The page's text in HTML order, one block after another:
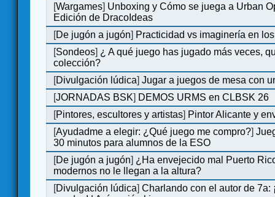
[Wargames] Unboxing y Cómo se juega a Urban
Edición de DracoIdeas
[De jugón a jugón] Practicidad vs imaginería en
[Sondeos] ¿ A qué juego has jugado más veces,
colección?
[Divulgación lúdica]Jugar a juegos de mesa con
[JORNADAS BSK] DEMOS URMS en CLBSK 26
[Pintores, escultores y artistas] Pintor Alicante y
[Ayudadme a elegir: ¿Qué juego me compro?]
30 minutos para alumnos de la ESO
[De jugón a jugón] ¿Ha envejecido mal Puerto
modernos no le llegan a la altura?
[Divulgación lúdica]Charlando con el autor de 7a: